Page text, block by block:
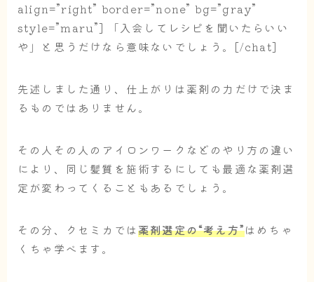
align=”right” border=”none” bg=”gray”
style=”maru”] 「入会してレシピを聞いたらいい
や」と思うだけなら意味ないでしょう。[/chat]
先述しました通り、仕上がりは薬剤の力だけで決ま
るものではありません。
その人その人のアイロンワークなどのやり方の違い
により、同じ髪質を施術するにしても最適な薬剤選
定が変わってくることもあるでしょう。
その分、クセミカでは薬剤選定の“考え方”はめちゃ
くちゃ学べます。